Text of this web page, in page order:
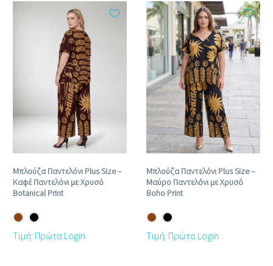
Μπλούζα Παντελόνι Plus Size –
Καφέ Παντελόνι με Χρυσό
Botanical Print
Τιμή: Πρώτα Login
Μπλούζα Παντελόνι Plus Size –
Μαύρο Παντελόνι με Χρυσό
Boho Print
Τιμή: Πρώτα Login